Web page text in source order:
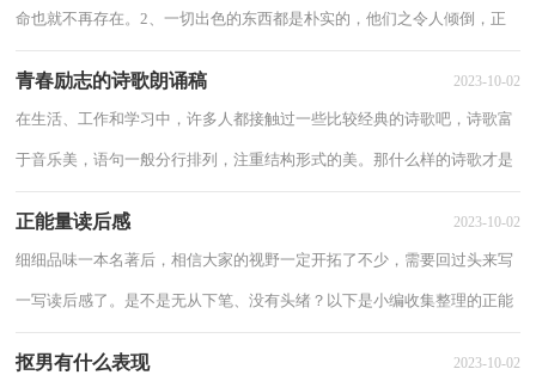
命也就不再存在。2、一切出色的东西都是朴实的，他们之令人倾倒，正
青春励志的诗歌朗诵稿 2023-10-02
在生活、工作和学习中，许多人都接触过一些比较经典的诗歌吧，诗歌富
于音乐美，语句一般分行排列，注重结构形式的美。那什么样的诗歌才是
正能量读后感 2023-10-02
细细品味一本名著后，相信大家的视野一定开拓了不少，需要回过头来写
一写读后感了。是不是无从下笔、没有头绪？以下是小编收集整理的正能
抠男有什么表现 2023-10-02